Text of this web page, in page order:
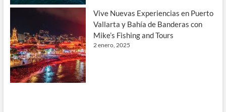
Vive Nuevas Experiencias en Puerto
Vallarta y Bahía de Banderas con
Mike’s Fishing and Tours
2 enero, 2025